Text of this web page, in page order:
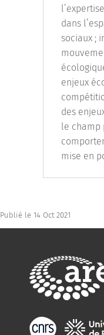
dans
sociaux ;
enjeux
des
le champ
mise en
Publié le 14 Oct 2021